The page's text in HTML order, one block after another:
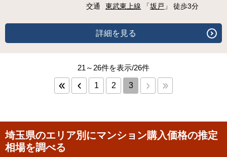
交通
東武東上線 「坂戸 」 徒歩3分
詳細を見る
21～26件を表示/26件
1 2 3
埼玉県のエリア別にマンション購入価格の推定
相場を調べる